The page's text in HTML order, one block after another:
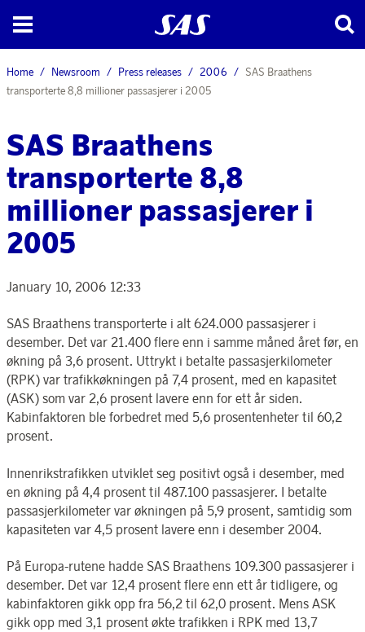
Home Newsroom Press releases 2006
SAS Braathens
transporterte 8,8 millioner passasjerer i 2005
SAS Braathens
transporterte 8,8
millioner passasjerer i
2005
January 10, 2006 12:33
SAS Braathens transporterte i alt 624.000 passasjerer i
desember. Det var 21.400 flere enn i samme måned året før, en
økning på 3,6 prosent. Uttrykt i betalte passasjerkilometer
(RPK) var trafikkøkningen på 7,4 prosent, med en kapasitet
(ASK) som var 2,6 prosent lavere enn for ett år siden.
Kabinfaktoren ble forbedret med 5,6 prosentenheter til 60,2
prosent.
Innenrikstrafikken utviklet seg positivt også i desember, med
en økning på 4,4 prosent til 487.100 passasjerer. I betalte
passasjerkilometer var økningen på 5,9 prosent, samtidig som
kapasiteten var 4,5 prosent lavere enn i desember 2004.
På Europa-rutene hadde SAS Braathens 109.300 passasjerer i
desember. Det var 12,4 prosent flere enn ett år tidligere, og
kabinfaktoren gikk opp fra 56,2 til 62,0 prosent. Mens ASK
gikk opp med 3,1 prosent økte trafikken i RPK med 13,7